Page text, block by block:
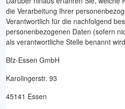
die Verarbeitung Ihrer
Verantwortlich für die nachfolgend
personenbezogenen Daten (sofern
als verantwortliche Stelle benannt
Bfz-Essen GmbH
Karolingerstr. 93
45141 Essen